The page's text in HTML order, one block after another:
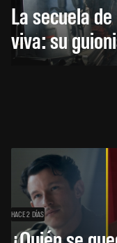
La secuela
viva: su
HACE 2 DÍAS